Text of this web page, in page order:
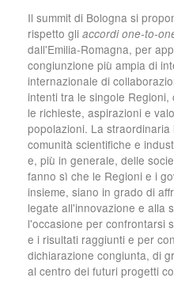
Il summit di Bologna si
rispetto gli accordi one-to-
dall'Emilia-Romagna, per
congiunzione più ampia di
internazionale di
intenti tra le singole
le richieste, aspirazioni e
popolazioni. La straordinaria
comunità scientifiche e
e, più in generale, delle
fanno sì che le Regioni e i
insieme, siano in grado di
legate all'innovazione e alla
l'occasione per confrontarsi
e i risultati raggiunti e per
dichiarazione congiunta, di
al centro dei futuri progetti